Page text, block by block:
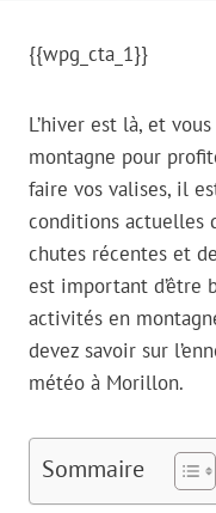
{{wpg_cta_1}}
L’hiver est là, et
montagne pour
faire vos valises, il
conditions actuelles
chutes récentes et
est important d’être
activités en
devez savoir sur
météo à Morillon.
Sommaire